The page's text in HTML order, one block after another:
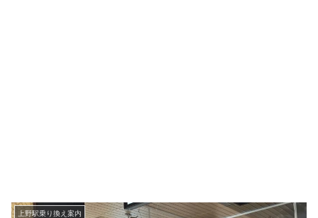
上野駅乗り換え案内